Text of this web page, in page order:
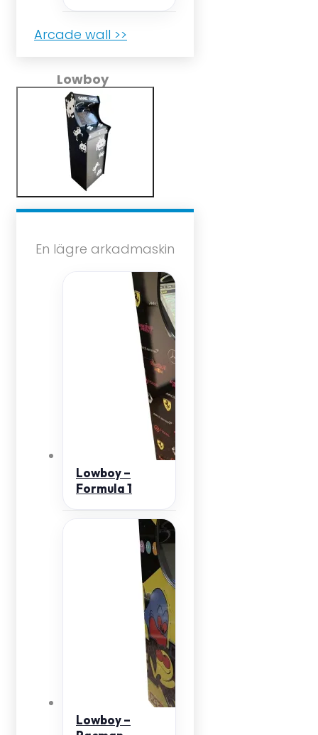
Arcade wall >>
Lowboy
En lägre arkadmaskin
Lowboy –
Formula 1
Lowboy –